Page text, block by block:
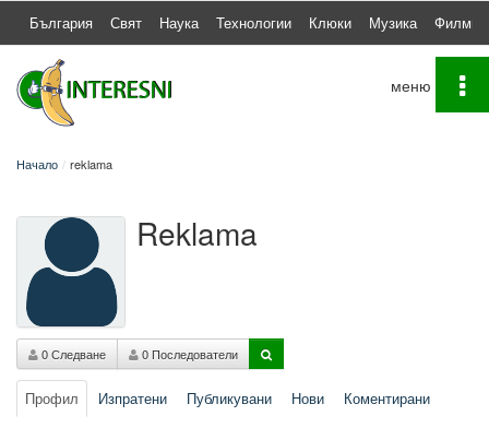
България Свят Наука Технологии Клюки Музика Филми
Начало reklama
Reklama
0 Следване 0 Последователи
Профил Изпратени Публикувани Нови
Коментирани